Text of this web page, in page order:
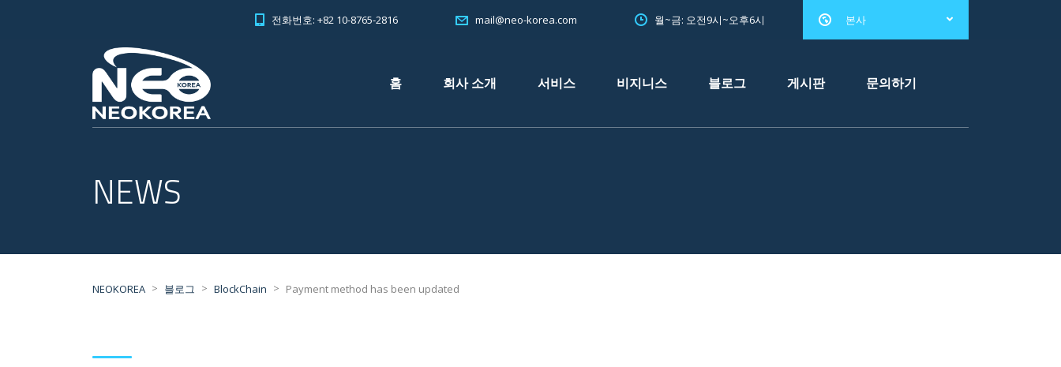
본사
전화번호: +82 10-8765-2816 mail@neo-korea.com 월~금: 오전9시~오후6시
홈 회사 소개 서비스 비지니스 블로그 게시판 문의하기
NEWS
NEOKOREA > 블로그 > BlockChain > Payment method has been updated